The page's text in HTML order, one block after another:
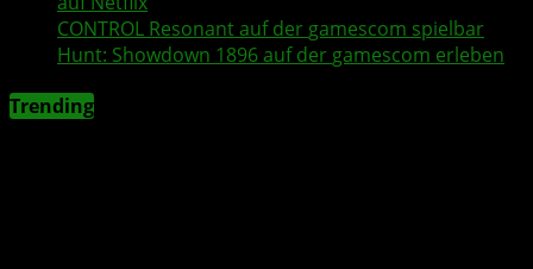
CONTROL Resonantauf der gamescom spielbar
Hunt: Showdown 1896auf der gamescom erleben
Trending